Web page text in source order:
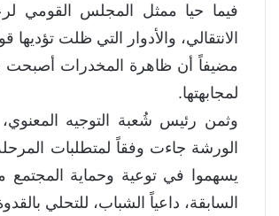
فيما حيا ممثل المجلس القومي
الانتقالي، والأدوار التي ظلت
مضيفاً أن ظاهرة المخدرات أصبحت
لمجابهتها.
وثمن رئيس شُعبة التوجيه
الورشة جاءت وفقاً لمتطلبات
يسهموا في توعية وحماية المجتمع
السابقة، داعياً الشباب، للتحلي